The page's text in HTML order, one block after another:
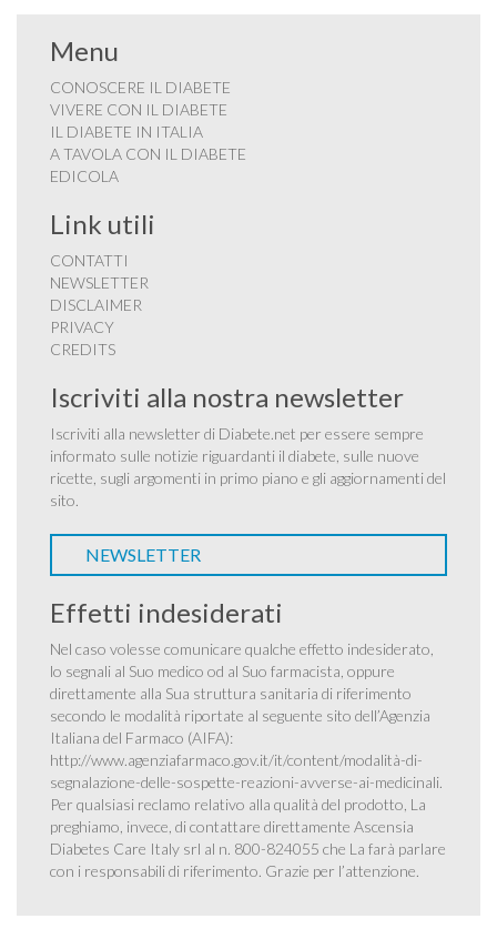
Menu
CONOSCERE IL DIABETE
VIVERE CON IL DIABETE
IL DIABETE IN ITALIA
A TAVOLA CON IL DIABETE
EDICOLA
Link utili
CONTATTI
NEWSLETTER
DISCLAIMER
PRIVACY
CREDITS
Iscriviti alla nostra newsletter
Iscriviti alla newsletter di Diabete.net per essere sempre
informato sulle notizie riguardanti il diabete, sulle nuove
ricette, sugli argomenti in primo piano e gli aggiornamenti del
sito.
NEWSLETTER
Effetti indesiderati
Nel caso volesse comunicare qualche effetto indesiderato,
lo segnali al Suo medico od al Suo farmacista, oppure
direttamente alla Sua struttura sanitaria di riferimento
secondo le modalità riportate al seguente sito dell’Agenzia
Italiana del Farmaco (AIFA):
http://www.agenziafarmaco.gov.it/it/content/modalità-di-
segnalazione-delle-sospette-reazioni-avverse-ai-medicinali.
Per qualsiasi reclamo relativo alla qualità del prodotto, La
preghiamo, invece, di contattare direttamente Ascensia
Diabetes Care Italy srl al n. 800-824055 che La farà parlare
con i responsabili di riferimento. Grazie per l’attenzione.